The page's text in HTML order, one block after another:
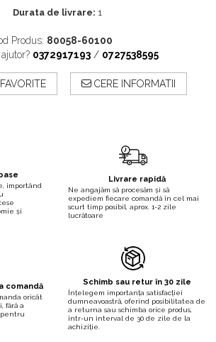
Durata de livrare: 1
Produs: 80058-60100
0372917193 / 0727538595
CERE INFORMATII
importând
și
Livrare rapidă
Ne angajăm să procesăm și să
expediem fiecare comandă în cel mai
scurt timp posibil, aprox. 1-2 zile
lucrătoare
comandă
oricât
fără a
pentru
Schimb sau retur în 30 zile
Înțelegem importanța satisfacției
dumneavoastră, oferind posibilitatea de
a returna sau schimba orice produs,
într-un interval de 30 de zile de la
achiziție.